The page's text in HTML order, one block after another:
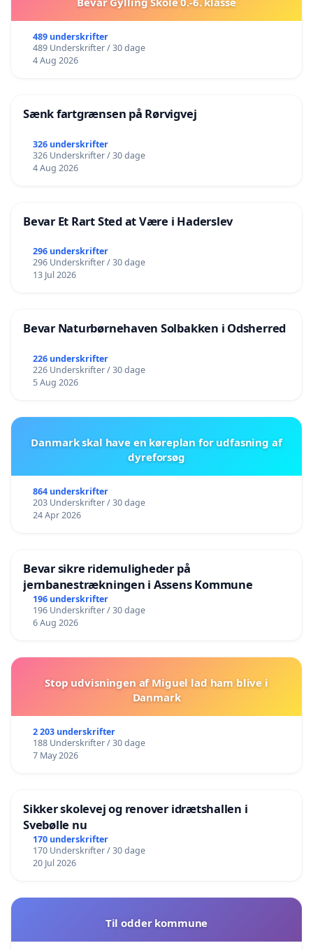
489 underskrifter
489 Underskrifter / 30 dage
4 Aug 2026
Sænk fartgrænsen på Rørvigvej
326 underskrifter
326 Underskrifter / 30 dage
4 Aug 2026
Bevar Et Rart Sted at Være i Haderslev
296 underskrifter
296 Underskrifter / 30 dage
13 Jul 2026
Bevar Naturbørnehaven Solbakken i Odsherred
226 underskrifter
226 Underskrifter / 30 dage
5 Aug 2026
Danmark skal have en køreplan for udfasning af
dyreforsøg
864 underskrifter
203 Underskrifter / 30 dage
24 Apr 2026
Bevar sikre ridemuligheder på
jernbanestrækningen i Assens Kommune
196 underskrifter
196 Underskrifter / 30 dage
6 Aug 2026
Stop udvisningen af Miguel lad ham blive i
Danmark
2 203 underskrifter
188 Underskrifter / 30 dage
7 May 2026
Sikker skolevej og renover idrætshallen i
Svebølle nu
170 underskrifter
170 Underskrifter / 30 dage
20 Jul 2026
Til odder kommune